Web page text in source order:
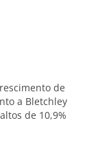
de
a Bletchley
de 10,9%